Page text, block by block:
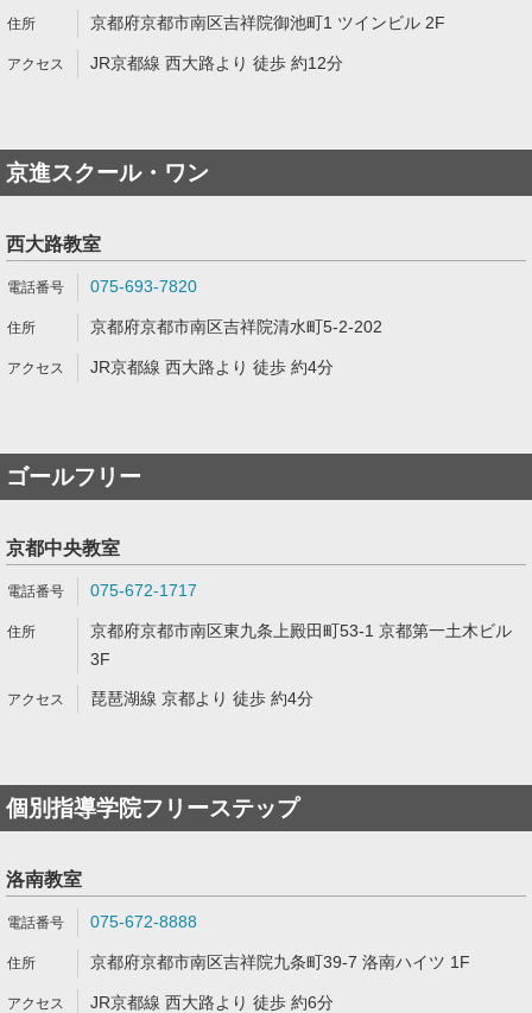
京都府京都市南区吉祥院御池町1 ツインビル 2F
JR京都線 西大路より 徒歩 約12分
京進スクール・ワン
西大路教室
075-693-7820
京都府京都市南区吉祥院清水町5-2-202
JR京都線 西大路より 徒歩 約4分
ゴールフリー
京都中央教室
075-672-1717
京都府京都市南区東九条上殿田町53-1 京都第一土木ビル
3F
琵琶湖線 京都より 徒歩 約4分
個別指導学院フリーステップ
洛南教室
075-672-8888
京都府京都市南区吉祥院九条町39-7 洛南ハイツ 1F
JR京都線 西大路より 徒歩 約6分